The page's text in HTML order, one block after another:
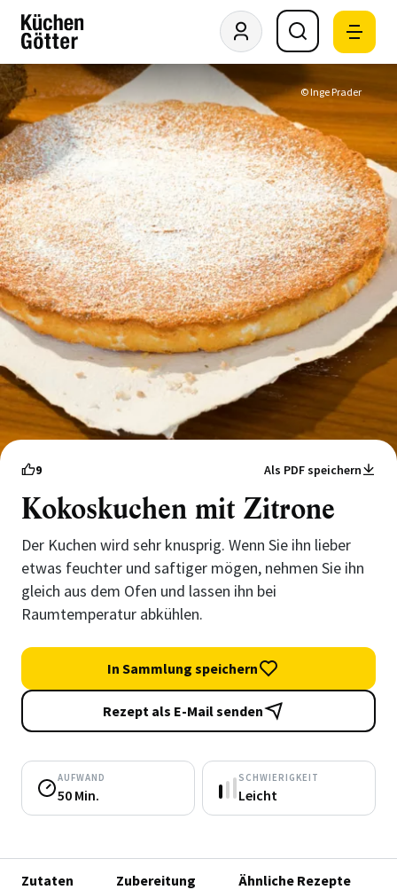
© Inge Prader
9 Als PDF speichern
Kokoskuchen mit Zitrone
Der Kuchen wird sehr knusprig. Wenn Sie ihn lieber
etwas feuchter und saftiger mögen, nehmen Sie ihn
gleich aus dem Ofen und lassen ihn bei
Raumtemperatur abkühlen.
In Sammlung speichern
Rezept als E-Mail senden
AUFWAND
50 Min.
SCHWIERIGKEIT
Leicht
Zutaten Zubereitung Ähnliche Rezepte